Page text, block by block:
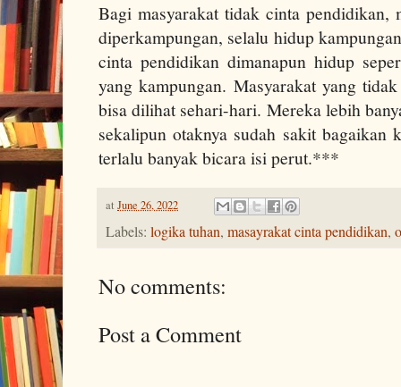
Bagi masyarakat tidak cinta pendidikan,
diperkampungan, selalu hidup
cinta pendidikan dimanapun hidup
yang kampungan. Masyarakat yang
bisa dilihat sehari-hari. Mereka lebih
sekalipun otaknya sudah sakit bagaikan
terlalu banyak bicara isi perut.***
at June 26, 2022
Labels: logika tuhan, masayrakat cinta pendidikan,
No comments:
Post a Comment